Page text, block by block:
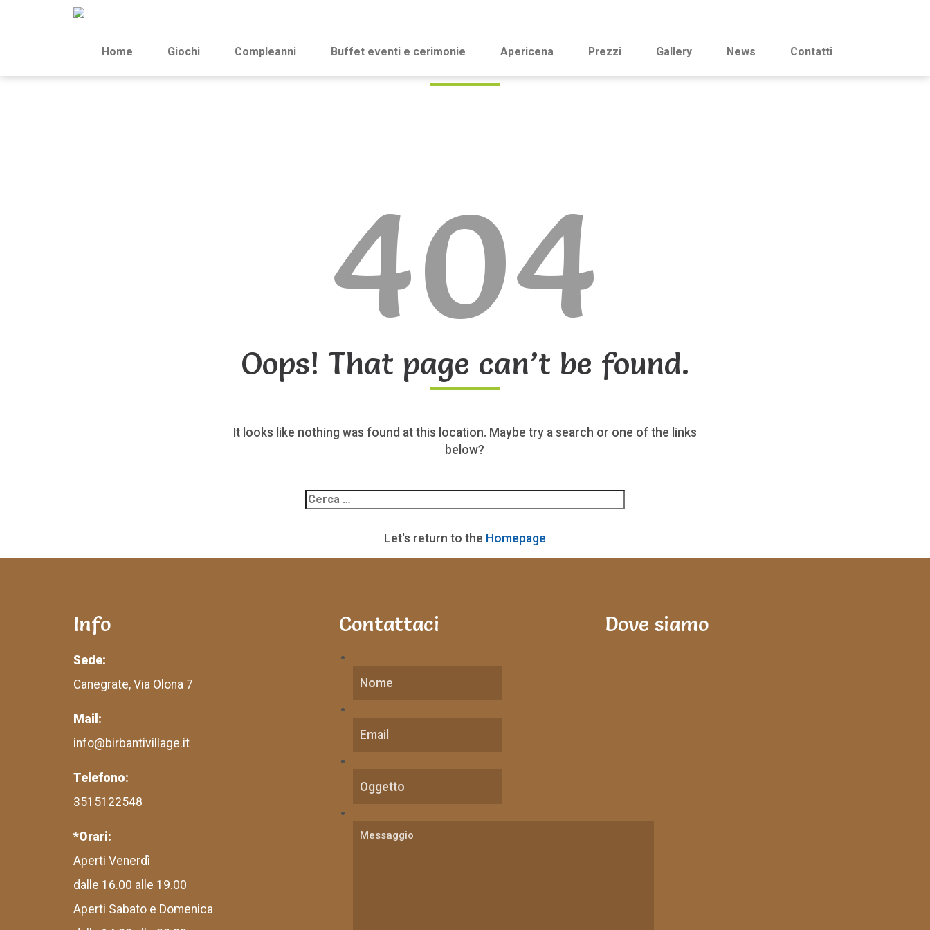
Home Giochi Compleanni Buffet eventi e cerimonie Apericena Prezzi Gallery News Contatti
404
Oops! That page can’t be found.
It looks like nothing was found at this location. Maybe try a search or one of the links
below?
per:
Let's return to the Homepage
Info
Sede:
Canegrate, Via Olona 7
Mail:
info@birbantivillage.it
Telefono:
3515122548
*Orari:
Aperti Venerdì
dalle 16.00 alle 19.00
Aperti Sabato e Domenica
Contattaci Dove siamo